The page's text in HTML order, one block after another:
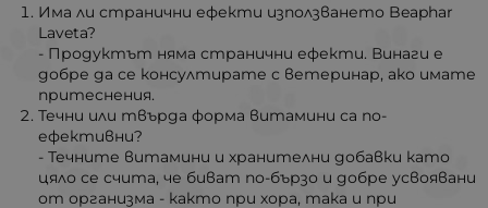
Има ли странични ефекти използването Beaphar
Laveta?
- Продуктът няма странични ефекти. Винаги е
добре да се консултирате с ветеринар, ако имате
притеснения.
Течни или твърда форма витамини са по-
ефективни?
- Течните витамини и хранителни добавки като
цяло се счита, че биват по-бързо и добре усвоявани
от организма - както при хора, така и при